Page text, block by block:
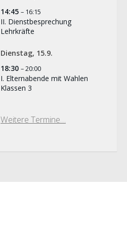
14:45 – 16:15
II. Dienstbesprechung
Lehrkräfte
Dienstag, 15.9.
18:30 – 20:00
I. Elternabende mit Wahlen
Klassen 3
Weitere Termine…